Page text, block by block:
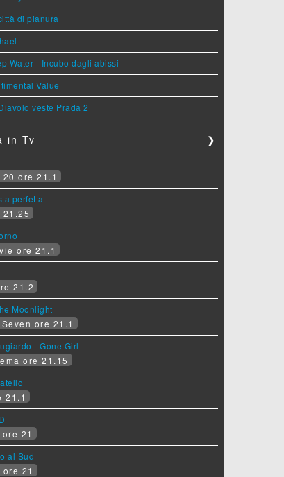
di pianura
Water - Incubo dagli abissi
Value
veste Prada 2
in Tv ❯
ore 21.1
perfetta
ore 21.1
21.2
Moonlight
ore 21.1
- Gone Girl
ore 21.15
21.1
21
al Sud
21